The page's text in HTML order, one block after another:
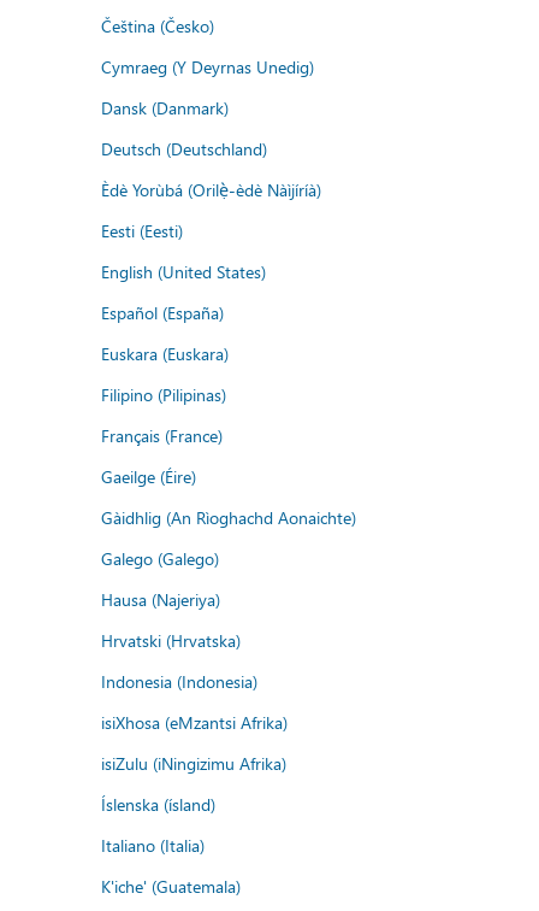
Čeština (Česko)
Cymraeg (Y Deyrnas Unedig)
Dansk (Danmark)
Deutsch (Deutschland)
Èdè Yorùbá (Orilẹ̀-èdè Nàìjíríà)
Eesti (Eesti)
English (United States)
Español (España)
Euskara (Euskara)
Filipino (Pilipinas)
Français (France)
Gaeilge (Éire)
Gàidhlig (An Rìoghachd Aonaichte)
Galego (Galego)
Hausa (Najeriya)
Hrvatski (Hrvatska)
Indonesia (Indonesia)
isiXhosa (eMzantsi Afrika)
isiZulu (iNingizimu Afrika)
Íslenska (ísland)
Italiano (Italia)
K'iche' (Guatemala)